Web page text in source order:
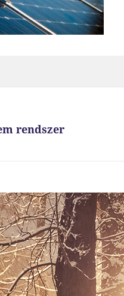
rendszer